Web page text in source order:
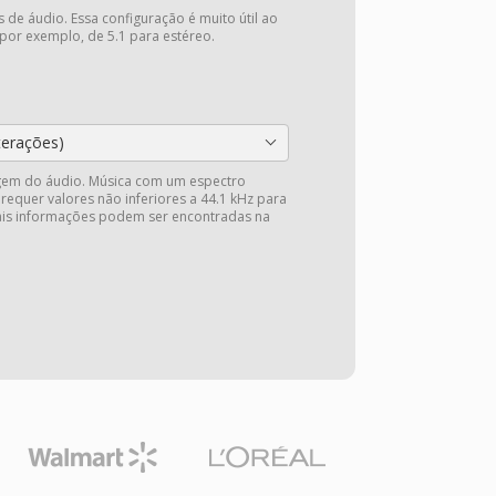
de áudio. Essa configuração é muito útil ao
exemplo, de 5.1 para estéreo.
do áudio. Música com um espectro
valores não inferiores a 44.1 kHz para
informações podem ser encontradas na